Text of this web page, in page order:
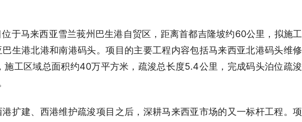
于马来西亚雪兰莪州巴生港自贸区，距离首都吉隆坡约60公里，拟施工
生港北港和南港码头。项目的主要工程内容包括马来西亚北港码头维修
施工区域总面积约40万平方米，疏浚总长度5.4公里，完成码头泊位疏浚
扩建、西港维护疏浚项目之后，深耕马来西亚市场的又一标杆工程。项